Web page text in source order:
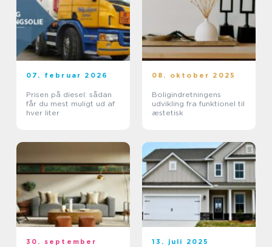
07. februar 2026
Prisen på diesel: sådan
får du mest muligt ud af
hver liter
08. oktober 2025
Boligindretningens
udvikling fra funktionel til
æstetisk
30. september
13. juli 2025